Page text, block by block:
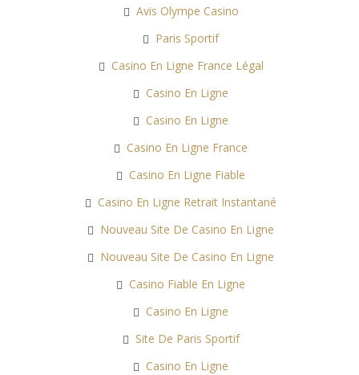
Avis Olympe Casino
Paris Sportif
Casino En Ligne France Légal
Casino En Ligne
Casino En Ligne
Casino En Ligne France
Casino En Ligne Fiable
Casino En Ligne Retrait Instantané
Nouveau Site De Casino En Ligne
Nouveau Site De Casino En Ligne
Casino Fiable En Ligne
Casino En Ligne
Site De Paris Sportif
Casino En Ligne